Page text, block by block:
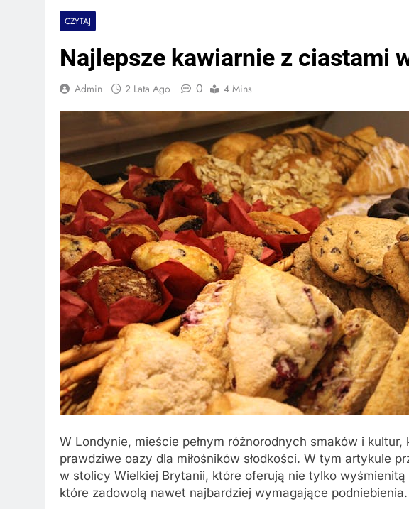
CZYTAJ
Najlepsze kawiarnie z ciastami
Admin 2 Lata Ago 0 4 Mins
W Londynie, mieście pełnym różnorodnych smaków i
prawdziwe oazy dla miłośników słodkości. W tym artykule
w stolicy Wielkiej Brytanii, które oferują nie tylko
które zadowolą nawet najbardziej wymagające podniebienia.